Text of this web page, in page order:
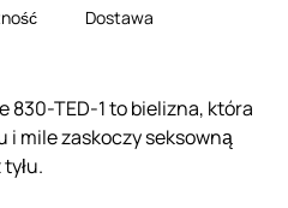
Dostawa
830-TED-1 to bielizna, która
i mile zaskoczy seksowną